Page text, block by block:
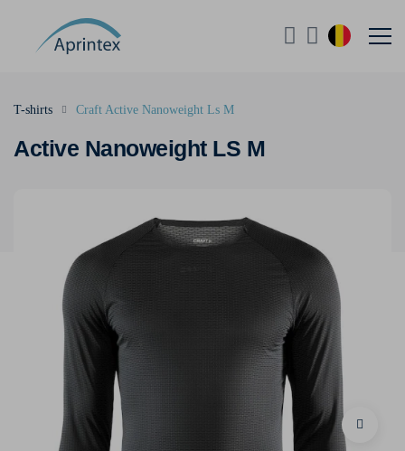
Active Nanoweight LS M
T-shirts Craft Active Nanoweight Ls M